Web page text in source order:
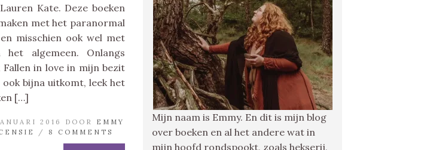
Kate. Deze boeken
met het paranormal
misschien ook wel met
algemeen. Onlangs
Fallen in love in mijn bezit
ook bijna uitkomt, leek het
[…]
2016 DOOR
EMMY
/ 8 COMMENTS
Mijn naam is Emmy. En dit is mijn blog
over boeken en al het andere wat in
mijn hoofd rondspookt, zoals hekserij,